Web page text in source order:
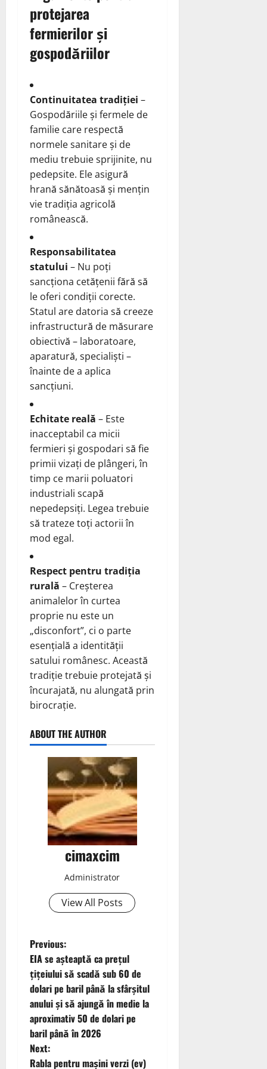
protejarea
fermierilor și
gospodăriilor
Continuitatea tradiției –
Gospodăriile și fermele de
familie care respectă
normele sanitare și de
mediu trebuie sprijinite, nu
pedepsite. Ele asigură
hrană sănătoasă și mențin
vie tradiția agricolă
românească.
Responsabilitatea
statului – Nu poți
sancționa cetățenii fără să
le oferi condiții corecte.
Statul are datoria să creeze
infrastructură de măsurare
obiectivă – laboratoare,
aparatură, specialiști –
înainte de a aplica
sancțiuni.
Echitate reală – Este
inacceptabil ca micii
fermieri și gospodari să fie
primii vizați de plângeri, în
timp ce marii poluatori
industriali scapă
nepedepsiți. Legea trebuie
să trateze toți actorii în
mod egal.
Respect pentru tradiția
rurală – Creșterea
animalelor în curtea
proprie nu este un
„disconfort”, ci o parte
esențială a identității
satului românesc. Această
tradiție trebuie protejată și
încurajată, nu alungată prin
birocrație.
ABOUT THE AUTHOR
cimaxcim
Administrator
View All Posts
P
o
s
t
n
Previous:
EIA se așteaptă ca prețul
țițeiului să scadă sub 60 de
dolari pe baril până la sfârșitul
anului și să ajungă în medie la
aproximativ 50 de dolari pe
baril până în 2026
Next:
Rabla pentru mașini verzi (ev)